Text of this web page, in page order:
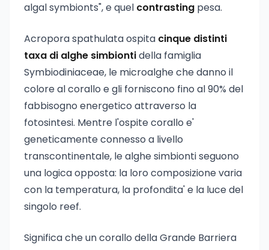
algal symbionts", e quel contrasting pesa.
Acropora spathulata ospita cinque distinti
taxa di alghe simbiontidella famiglia
Symbiodiniaceae, le microalghe che danno il
colore al corallo e gli forniscono fino al 90% del
fabbisogno energetico attraverso la
fotosintesi. Mentre l'ospite corallo e'
geneticamente connesso a livello
transcontinentale, le alghe simbionti seguono
una logica opposta: la loro composizione varia
con la temperatura, la profondita' e la luce del
singolo reef.
Significa che un corallo della Grande Barriera